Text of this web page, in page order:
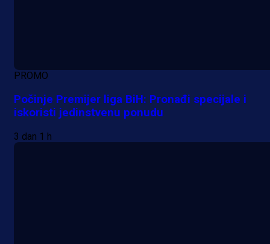
PROMO
Počinje Premijer liga BiH: Pronađi specijale i
iskoristi jedinstvenu ponudu
3 dan 1 h